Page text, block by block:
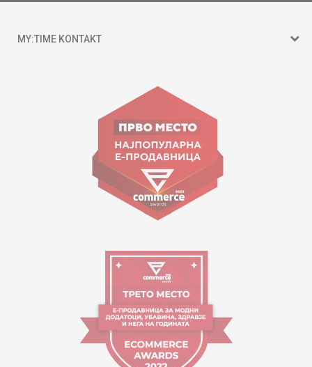
MY:TIME KONTAKT
Goce Nikolovski 74 Shkup
contact@mytime.mk
Orari i punës:
09:00 - 17:00